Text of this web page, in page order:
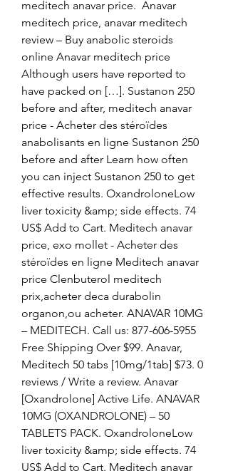
meditech anavar price.  Anavar
meditech price, anavar meditech
review – Buy anabolic steroids
online Anavar meditech price
Although users have reported to
have packed on […]. Sustanon 250
before and after, meditech anavar
price - Acheter des stéroïdes
anabolisants en ligne Sustanon 250
before and after Learn how often
you can inject Sustanon 250 to get
effective results. OxandroloneLow
liver toxicity &amp; side effects. 74
US$ Add to Cart. Meditech anavar
price, exo mollet - Acheter des
stéroïdes en ligne Meditech anavar
price Clenbuterol meditech
prix,acheter deca durabolin
organon,ou acheter. ANAVAR 10MG
– MEDITECH. Call us: 877-606-5955
Free Shipping Over $99. Anavar,
Meditech 50 tabs [10mg/1tab] $73. 0
reviews / Write a review. Anavar
[Oxandrolone] Active Life. ANAVAR
10MG (OXANDROLONE) – 50
TABLETS PACK. OxandroloneLow
liver toxicity &amp; side effects. 74
US$ Add to Cart. Meditech anavar